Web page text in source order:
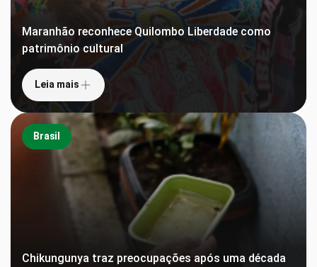
Maranhão reconhece Quilombo Liberdade como
patrimônio cultural
Leia mais
Brasil
Chikungunya traz preocupações após uma década